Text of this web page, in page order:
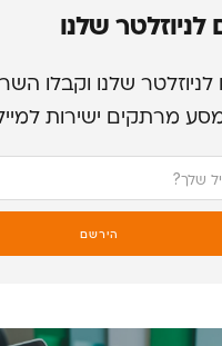
שלנו
שלנו וקבלו
מסע מרתקים ישירות
הירשם